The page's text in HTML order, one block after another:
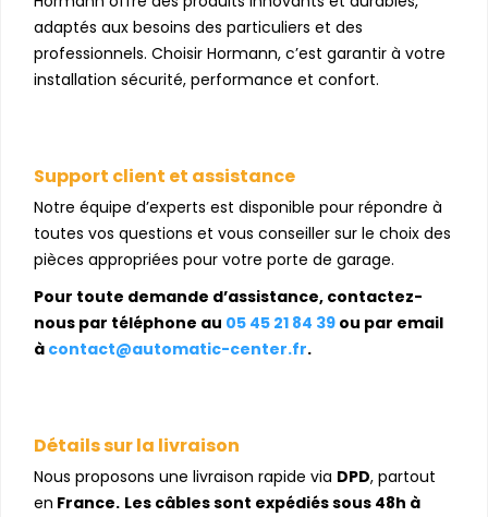
adaptés aux besoins des particuliers et des
professionnels. Choisir Hormann, c’est garantir à votre
installation sécurité, performance et confort.
Support client et assistance
Notre équipe d’experts est disponible pour répondre à
toutes vos questions et vous conseiller sur le choix des
pièces appropriées pour votre porte de garage.
Pour toute demande d’assistance, contactez-
nous par téléphone au 05 45 21 84 39 ou par email
à contact@automatic-center.fr.
Détails sur la livraison
Nous proposons une livraison rapide via DPD, partout
en France. Les câbles sont expédiés sous 48h à